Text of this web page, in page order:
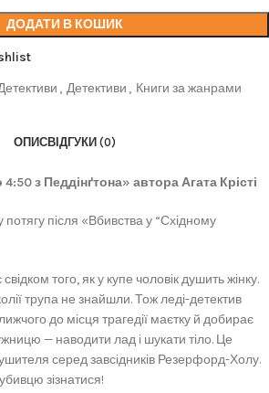
ДОДАТИ В КОШИК
, Детективи , Книги за жанрами
ОПИСВІДГУКИ (0)
з Педдінґтона» автора Агата Крісті
після «Вбивства у “Східному
того, як у купе чоловік душить жінку.
трупа не знайшли. Тож леді-детектив
до місця трагедії маєтку й добирає
— наводити лад і шукати тіло. Це
серед завсідників Резерфорд-Холу.
зізнатися!